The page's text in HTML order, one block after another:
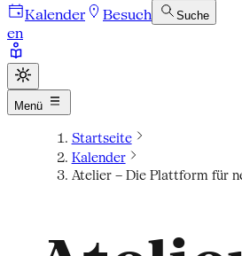
Kalender Besuch Suche
en
Menü
Startseite
Kalender
Atelier – Die Plattform für